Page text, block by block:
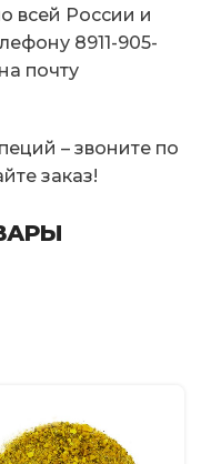
всей России и
8911-905-
почту
– звоните по
заказ!